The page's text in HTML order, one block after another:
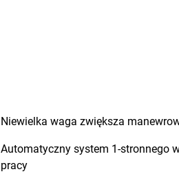
Niewielka waga zwiększa
Automatyczny system 1-stronnego
pracy